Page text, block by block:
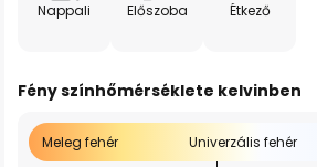
Nappali Előszoba Étkező
Fény színhőmérséklete kelvinben
Meleg fehér Univerzális fehér